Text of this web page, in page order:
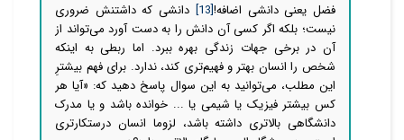
فضل یعنی دانشی اضافه![13]
دانشی که داشتنش ضروری
نیست؛ بلکه اگر کسی آن دانش را به دست آورد می‌تواند از
آن در برخی جهات زندگی بهره ببرد. اما ربطی به اینکه
شخص را انسان بهتر و فهیم‌تری کند، ندارد. برای فهم بیشترِ
این مطلب، می‌توانید به این سوال پاسخ دهید که: «آیا هر
کس بیشتر فیزیک یا شیمی یا ... خوانده باشد و یا مدرک
دانشگاهی بالاتری داشته باشد، لزوما انسان درستکارتری